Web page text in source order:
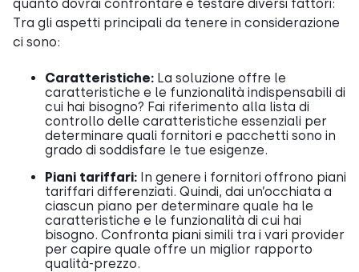
quanto dovrai confrontare e testare diversi fattori:
Tra gli aspetti principali da tenere in considerazione
ci sono:
Caratteristiche: La soluzione offre le
caratteristiche e le funzionalità indispensabili di
cui hai bisogno? Fai riferimento alla lista di
controllo delle caratteristiche essenziali per
determinare quali fornitori e pacchetti sono in
grado di soddisfare le tue esigenze.
Piani tariffari: In genere i fornitori offrono piani
tariffari differenziati. Quindi, dai un’occhiata a
ciascun piano per determinare quale ha le
caratteristiche e le funzionalità di cui hai
bisogno. Confronta piani simili tra i vari provider
per capire quale offre un miglior rapporto
qualità-prezzo.